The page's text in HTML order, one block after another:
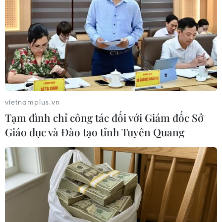
Hãng xe Trung Quốc MG hướng tới "chinh
phục" thị trường Bắc Mỹ
03/10/2021 01:21
MG đặt mục tiêu trở thành nhà sản xuất ôtô lớn thứ 5
toàn cầu vào năm 2030; hiện hãng này là nhà sản xuất
lớn thứ 7 thế giới, với doanh số đến nay là 7,4 triệu xe.
vietnamplus.vn
Tạm đình chỉ công tác đối với Giám đốc Sở
Giáo dục và Đào tạo tỉnh Tuyên Quang